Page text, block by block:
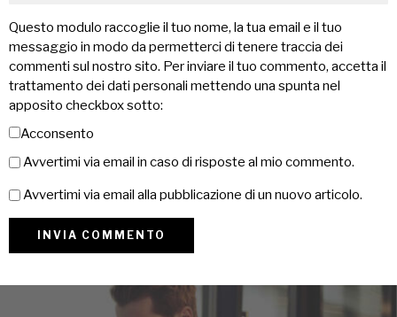
Questo modulo raccoglie il tuo nome, la tua email e il tuo
messaggio in modo da permetterci di tenere traccia dei
commenti sul nostro sito. Per inviare il tuo commento, accetta il
trattamento dei dati personali mettendo una spunta nel
apposito checkbox sotto:
Acconsento
Avvertimi via email in caso di risposte al mio commento.
Avvertimi via email alla pubblicazione di un nuovo articolo.